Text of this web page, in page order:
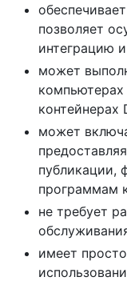
позволяет
интеграцию
может
контейнерах
может
публикации,
программам
не требует
имеет